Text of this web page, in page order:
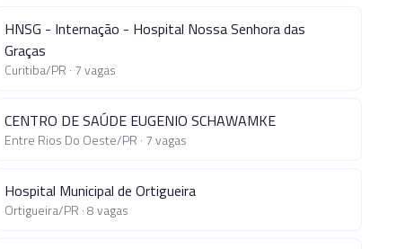
HNSG - Internação - Hospital Nossa Senhora das
Graças
Curitiba/PR · 7 vagas
CENTRO DE SAÚDE EUGENIO SCHAWAMKE
Entre Rios Do Oeste/PR · 7 vagas
Hospital Municipal de Ortigueira
Ortigueira/PR ·8 vagas